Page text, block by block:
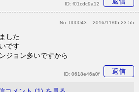
ID: f01cdc9a12
No: 000043 2016/11/05 23:55
した
です
ジョン多いですから
返信
ID: 0618e46a0f